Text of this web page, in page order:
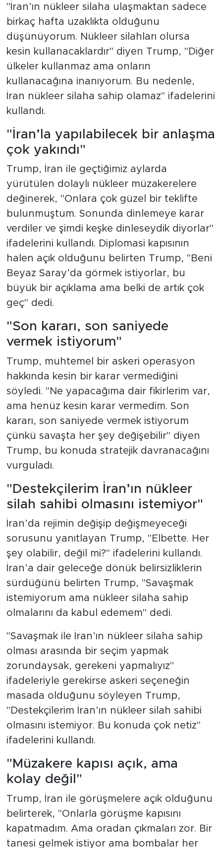
"İran’ın nükleer silaha ulaşmaktan sadece
birkaç hafta uzaklıkta olduğunu
düşünüyorum. Nükleer silahları olursa
kesin kullanacaklardır" diyen Trump, "Diğer
ülkeler kullanmaz ama onların
kullanacağına inanıyorum. Bu nedenle,
İran nükleer silaha sahip olamaz" ifadelerini
kullandı.
"İran’la yapılabilecek bir anlaşma
çok yakındı"
Trump, İran ile geçtiğimiz aylarda
yürütülen dolaylı nükleer müzakerelere
değinerek, "Onlara çok güzel bir teklifte
bulunmuştum. Sonunda dinlemeye karar
verdiler ve şimdi keşke dinleseydik diyorlar"
ifadelerini kullandı. Diplomasi kapısının
halen açık olduğunu belirten Trump, "Beni
Beyaz Saray’da görmek istiyorlar, bu
büyük bir açıklama ama belki de artık çok
geç" dedi.
"Son kararı, son saniyede
vermek istiyorum"
Trump, muhtemel bir askeri operasyon
hakkında kesin bir karar vermediğini
söyledi. "Ne yapacağıma dair fikirlerim var,
ama henüz kesin karar vermedim. Son
kararı, son saniyede vermek istiyorum
çünkü savaşta her şey değişebilir" diyen
Trump, bu konuda stratejik davranacağını
vurguladı.
"Destekçilerim İran’ın nükleer
silah sahibi olmasını istemiyor"
İran’da rejimin değişip değişmeyeceği
sorusunu yanıtlayan Trump, "Elbette. Her
şey olabilir, değil mi?" ifadelerini kullandı.
İran’a dair geleceğe dönük belirsizliklerin
sürdüğünü belirten Trump, "Savaşmak
istemiyorum ama nükleer silaha sahip
olmalarını da kabul edemem" dedi.
"Savaşmak ile İran’ın nükleer silaha sahip
olması arasında bir seçim yapmak
zorundaysak, gerekeni yapmalıyız"
ifadeleriyle gerekirse askeri seçeneğin
masada olduğunu söyleyen Trump,
"Destekçilerim İran’ın nükleer silah sahibi
olmasını istemiyor. Bu konuda çok netiz"
ifadelerini kullandı.
"Müzakere kapısı açık, ama
kolay değil"
Trump, İran ile görüşmelere açık olduğunu
belirterek, "Onlarla görüşme kapısını
kapatmadım. Ama oradan çıkmaları zor. Bir
tanesi gelmek istiyor ama bombalar her